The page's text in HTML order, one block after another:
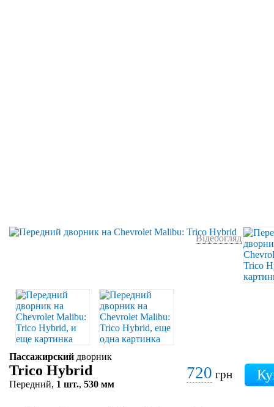
Відеоогляд
Пассажирский дворник
Trico Hybrid
Передний, 1 шт., 530 мм
720 грн